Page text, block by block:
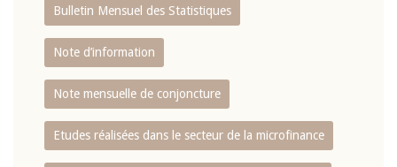
Bulletin Mensuel des Statistiques
Note d’information
Note mensuelle de conjoncture
Etudes réalisées dans le secteur de la microfinance